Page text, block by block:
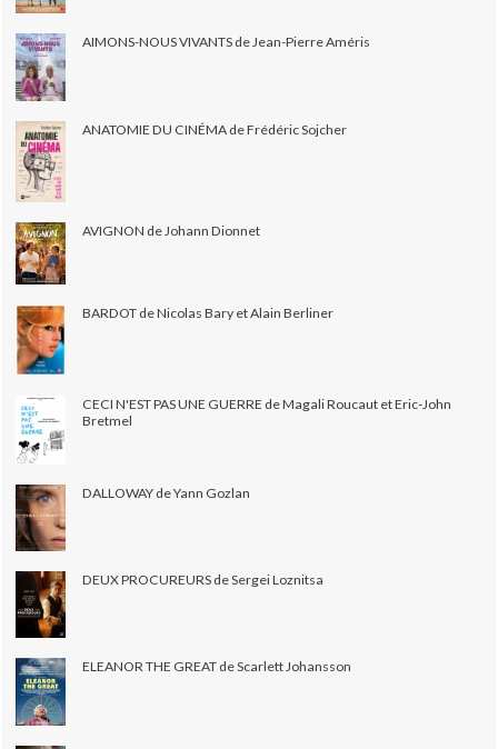
AIMONS-NOUS VIVANTS de Jean-Pierre Améris
ANATOMIE DU CINÉMA de Frédéric Sojcher
AVIGNON de Johann Dionnet
BARDOT de Nicolas Bary et Alain Berliner
CECI N'EST PAS UNE GUERRE de Magali Roucaut et Eric-John
Bretmel
DALLOWAY de Yann Gozlan
DEUX PROCUREURS de Sergei Loznitsa
ELEANOR THE GREAT de Scarlett Johansson